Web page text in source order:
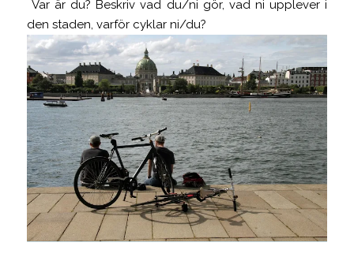
Var är du? Beskriv vad du/ni gör, vad ni upplever i
den staden, varför cyklar ni/du?